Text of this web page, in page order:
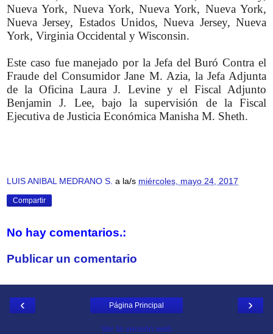
Nueva York, Nueva York, Nueva York, Nueva York,
Nueva Jersey, Estados Unidos, Nueva Jersey, Nueva
York, Virginia Occidental y Wisconsin.
Este caso fue manejado por la Jefa del Buró Contra el
Fraude del Consumidor Jane M. Azia, la Jefa Adjunta
de la Oficina Laura J. Levine y el Fiscal Adjunto
Benjamin J. Lee, bajo la supervisión de la Fiscal
Ejecutiva de Justicia Económica Manisha M. Sheth.
LUIS ANIBAL MEDRANO S. a la/s miércoles, mayo 24, 2017
Compartir
No hay comentarios.:
Publicar un comentario
‹ ›
Página Principal
Ver la versión web